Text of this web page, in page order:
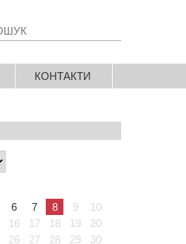
КОНТАКТИ
6 7 8 9
10
16 17 18 19
20
26 27 28 29
30